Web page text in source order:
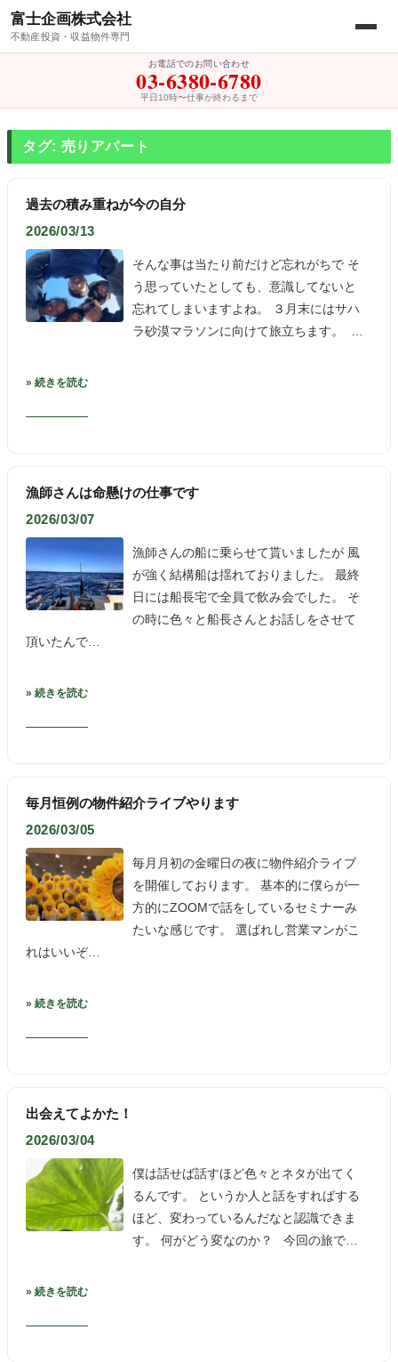
富士企画株式会社
不動産投資・収益物件専門
お電話でのお問い合わせ
03-6380-6780
平日10時〜仕事が終わるまで
タグ: 売りアパート
過去の積み重ねが今の自分
2026/03/13
そんな事は当たり前だけど忘れがちで そ
う思っていたとしても、意識してないと
忘れてしまいますよね。 ３月末にはサハ
ラ砂漠マラソンに向けて旅立ちます。 …
» 続きを読む
漁師さんは命懸けの仕事です
2026/03/07
漁師さんの船に乗らせて貰いましたが 風
が強く結構船は揺れておりました。 最終
日には船長宅で全員で飲み会でした。 そ
の時に色々と船長さんとお話しをさせて
頂いたんで…
» 続きを読む
毎月恒例の物件紹介ライブやります
2026/03/05
毎月月初の金曜日の夜に物件紹介ライブ
を開催しております。 基本的に僕らが一
方的にZOOMで話をしているセミナーみ
たいな感じです。 選ばれし営業マンがこ
れはいいぞ…
» 続きを読む
出会えてよかた！
2026/03/04
僕は話せば話すほど色々とネタが出てく
るんです。 というか人と話をすればする
ほど、変わっているんだなと認識できま
す。 何がどう変なのか？ 今回の旅で…
» 続きを読む